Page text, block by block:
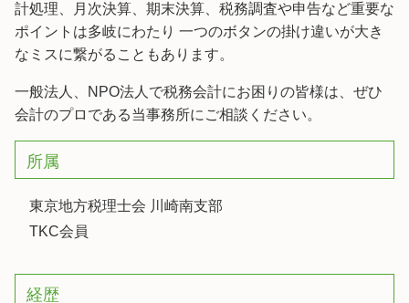
計処理、月次決算、期末決算、税務調査や申告など重要な
ポイントは多岐にわたり 一つのボタンの掛け違いが大き
なミスに繋がることもあります。
一般法人、NPO法人で税務会計にお困りの皆様は、ぜひ
会計のプロである当事務所にご相談ください。
所属
東京地方税理士会 川崎南支部
TKC会員
経歴